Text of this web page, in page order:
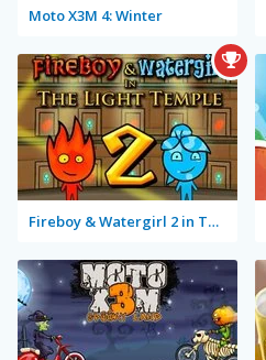
Moto X3M 4: Winter
Fireboy & Watergirl 2 in The Light Temple